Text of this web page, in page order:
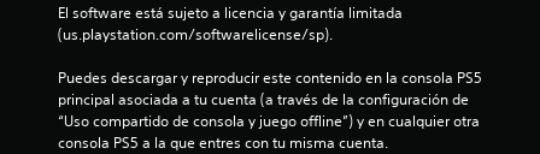
El software está sujeto a licencia y garantía limitada
(us.playstation.com/softwarelicense/sp).
Puedes descargar y reproducir este contenido en la consola PS5
principal asociada a tu cuenta (a través de la configuración de
“Uso compartido de consola y juego offline”) y en cualquier otra
consola PS5 a la que entres con tu misma cuenta.